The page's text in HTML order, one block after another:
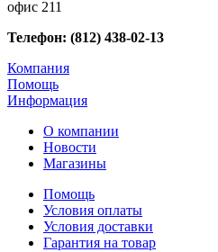
офис 211
Телефон: (812) 438-02-13
Компания
Помощь
Информация
О компании
Новости
Магазины
Помощь
Условия оплаты
Условия доставки
Гарантия на товар